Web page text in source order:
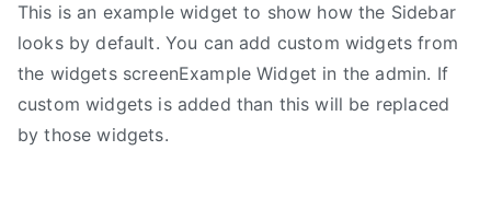
This is an example widget to show how the Sidebar
looks by default. You can add custom widgets from
the widgets screenExample Widget in the admin. If
custom widgets is added than this will be replaced
by those widgets.